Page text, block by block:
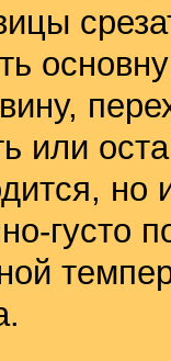
или
густо